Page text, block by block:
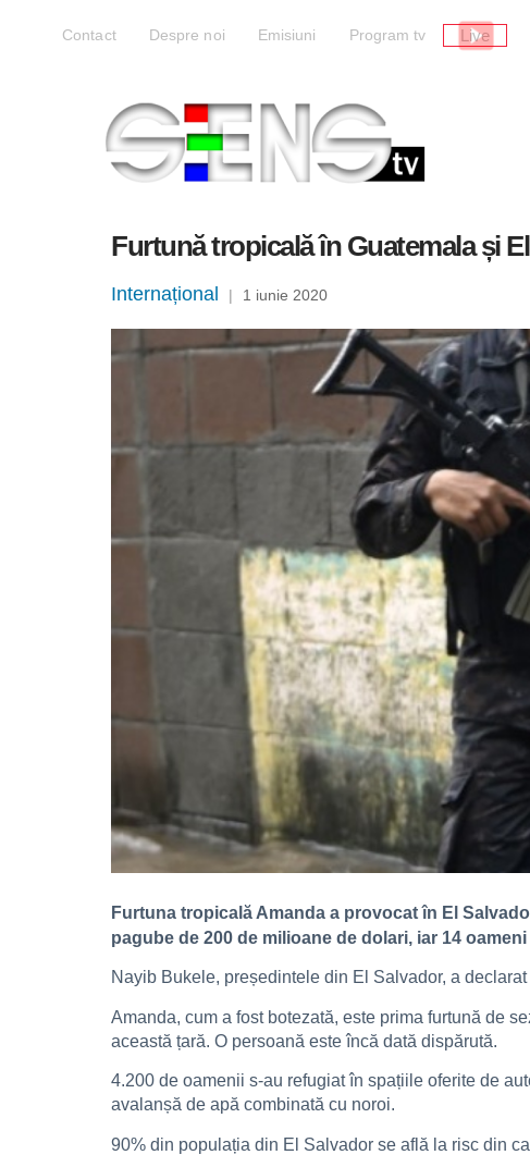
Contact Despre noi Emisiuni Program tv Live
Furtună tropicală în Guatemala și
Internațional | 1 iunie 2020
Furtuna tropicală Amanda a provocat în El
pagube de 200 de milioane de dolari, iar 14
Nayib Bukele, președintele din El Salvador, a
Amanda, cum a fost botezată, este prima furtună de
această țară. O persoană este încă dată dispărută.
4.200 de oamenii s-au refugiat în spațiile oferite de
avalanșă de apă combinată cu noroi.
90% din populația din El Salvador se află la risc din